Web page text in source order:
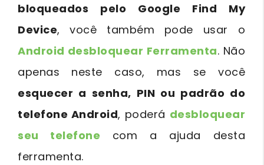
bloqueados pelo Google Find My
Device, você também pode usar o
Android desbloquear Ferramenta. Não
apenas neste caso, mas se você
esquecer a senha, PIN ou padrão do
telefone Android, poderá desbloquear
seu telefone com a ajuda desta
ferramenta.